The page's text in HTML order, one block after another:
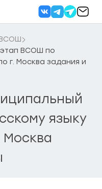
этап ВСОШ по
г. Москва задания и
языку
Москва